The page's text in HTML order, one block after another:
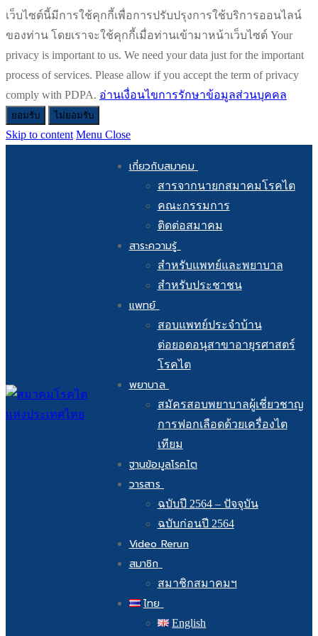
เว็บไซต์นี้มีการใช้คุกกี้เพื่อการปรับปรุงการใช้บริการออนไลน์
ของท่าน โดยเราจะใช้คุกกี้เมื่อท่านเข้ามาหน้าเว็บไซต์ Your
privacy is important to us. We need your data just for the important
process of services. Please allow if you accept the term of privacy
comply with PDPA. อ่านเงื่อนไขการรักษาข้อมูลส่วนบุคคล
ยอมรับ ไม่ยอมรับ
Skip to content Menu Close
เกี่ยวกับสมาคม
สารจากนายกสมาคมโรคไต
คณะกรรมการ
ติดต่อสมาคม
สาระความรู้
สำหรับแพทย์และพยาบาล
สำหรับประชาชน
แพทย์
สอบแพทย์ประจำบ้าน
ต่อยอดอนุสาขาอายุรศาสตร์
โรคไต
พยาบาล
สมัครสอบพยาบาลผู้เชี่ยวชาญ
การฟอกเลือดด้วยเครื่องไต
เทียม
ฐานข้อมูลโรคไต
วารสาร
ฉบับปี 2564 – ปัจจุบัน
ฉบับก่อนปี 2564
Video Rerun
สมาชิก
สมาชิกสมาคมฯ
ไทย
English